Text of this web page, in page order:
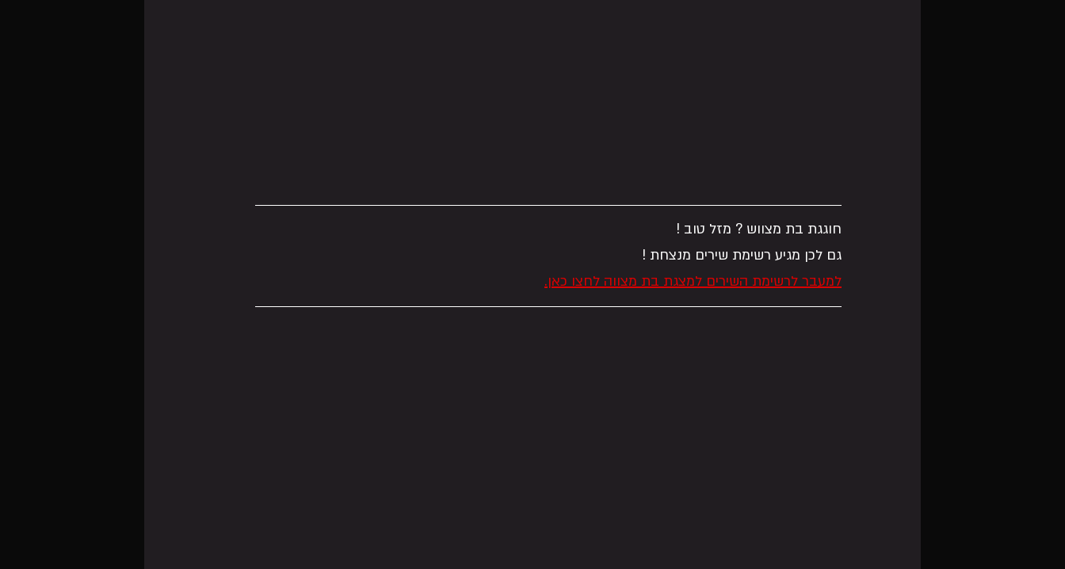
חוגגת בת מצווש ? מזל טוב !
גם לכן מגיע רשימת שירים מנצחת !
למעבר לרשימת השירים למצגת בת מצווה לחצו כאן.